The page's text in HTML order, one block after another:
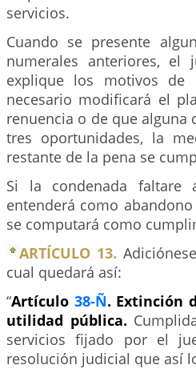
servicios.
Cuando se presente
numerales anteriores, el
explique los motivos de
necesario modificará el
renuencia o de que alguna
tres oportunidades, la
restante de la pena se
Si la condenada faltare
entenderá como
se computará como
ARTÍCULO 13.
cual quedará así:
“Artículo 38-Ñ. Extinción
utilidad pública.
servicios fijado por el
resolución judicial que así